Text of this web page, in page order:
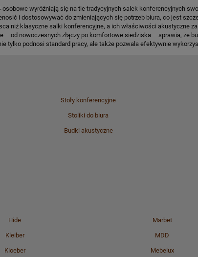
osobowe wyróżniają się na tle tradycyjnych salek konferencyjnych
i dostosowywać do zmieniających się potrzeb biura, co jest
niż klasyczne salki konferencyjne, a ich właściwości akustyczne
– od nowoczesnych złączy po komfortowe siedziska – sprawia, że
tylko podnosi standard pracy, ale także pozwala efektywnie
Stoły konferencyjne
Stoliki do biura
Budki akustyczne
Hide
Kleiber
Kloeber
Marbet
MDD
Mebelux